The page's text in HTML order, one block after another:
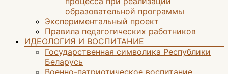
образовательной программы
Экспериментальный проект
Правила педагогических работников
ИДЕОЛОГИЯ И ВОСПИТАНИЕ
Государственная символика Республики
Беларусь